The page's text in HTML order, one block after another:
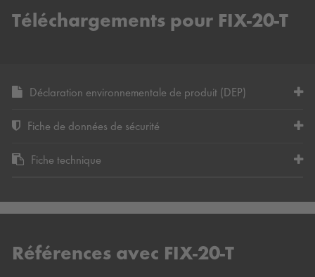
Téléchargements pour FIX-20-T
Déclaration environnementale de produit (DEP)
Fiche de données de sécurité
Fiche technique
Références avec FIX-20-T